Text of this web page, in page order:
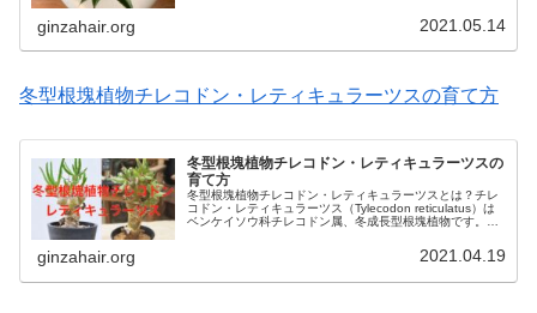
ginzahair.org 2021.05.14
冬型根塊植物チレコドン・レティキュラーツスの育て方
冬型根塊植物チレコドン・レティキュラーツスの
育て方
冬型根塊植物チレコドン・レティキュラーツスとは？チレ
コドン・レティキュラーツス（Tylecodon reticulatus）は
ベンケイソウ科チレコドン属、冬成長型根塊植物です。成
ginzahair.org 2021.04.19